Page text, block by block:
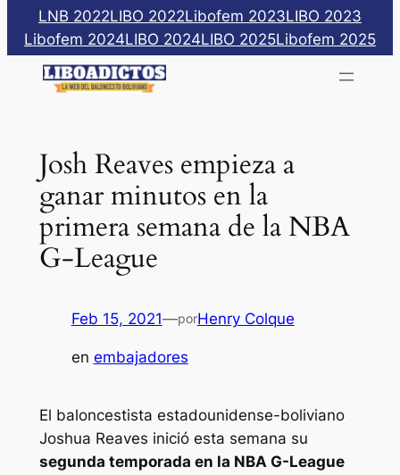
Saltar
contenido
LNB 2022LIBO 2022Libofem 2023LIBO 2023
Libofem 2024LIBO 2024LIBO 2025Libofem 2025
Josh Reaves empieza a
ganar minutos en la
primera semana de la NBA
G-League
Feb 15, 2021—porHenry Colque
en embajadores
El baloncestista estadounidense-boliviano
Joshua Reaves inició esta semana su
segunda temporada en la NBA G-League